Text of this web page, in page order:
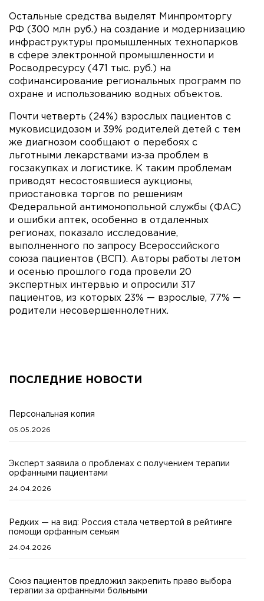
Остальные средства выделят Минпромторгу
РФ (300 млн руб.) на создание и модернизацию
инфраструктуры промышленных технопарков
в сфере электронной промышленности и
Росводресурсу (471 тыс. руб.) на
софинансирование региональных программ по
охране и использованию водных объектов.
Почти четверть (24%) взрослых пациентов с
муковисцидозом и 39% родителей детей с тем
же диагнозом сообщают о перебоях с
льготными лекарствами из‑за проблем в
госзакупках и логистике. К таким проблемам
приводят несостоявшиеся аукционы,
приостановка торгов по решениям
Федеральной антимонопольной службы (ФАС)
и ошибки аптек, особенно в отдаленных
регионах, показало исследование,
выполненного по запросу Всероссийского
союза пациентов (ВСП). Авторы работы летом
и осенью прошлого года провели 20
экспертных интервью и опросили 317
пациентов, из которых 23% — взрослые, 77% —
родители несовершеннолетних.
ПОСЛЕДНИЕ НОВОСТИ
Персональная копия
05.05.2026
Эксперт заявила о проблемах с получением терапии
орфанными пациентами
24.04.2026
Редких — на вид: Россия стала четвертой в рейтинге
помощи орфанным семьям
24.04.2026
Союз пациентов предложил закрепить право выбора
терапии за орфанными больными